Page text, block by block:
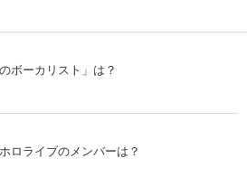
ボーカリスト」は？
ロライブのメンバーは？